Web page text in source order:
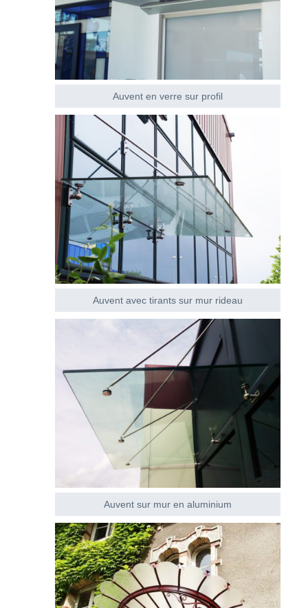
Auvent en verre sur profil
Auvent avec tirants sur mur rideau
Auvent sur mur en aluminium